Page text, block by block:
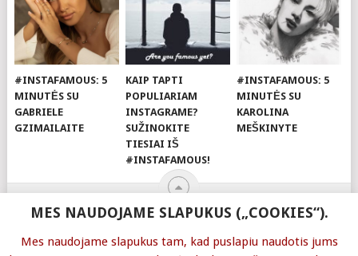
#INSTAFAMOUS: 5
MINUTĖS SU
GABRIELE
GZIMAILAITE
KAIP TAPTI
POPULIARIAM
INSTAGRAME?
SUŽINOKITE
TIESIAI IŠ
#INSTAFAMOUS!
#INSTAFAMOUS: 5
MINUTĖS SU
KAROLINA
MEŠKINYTE
MES NAUDOJAME SLAPUKUS („COOKIES“).
Mes naudojame slapukus tam, kad puslapiu naudotis jums